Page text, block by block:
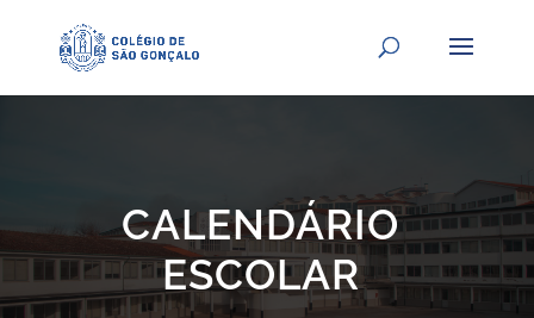
CALENDÁRIO
ESCOLAR